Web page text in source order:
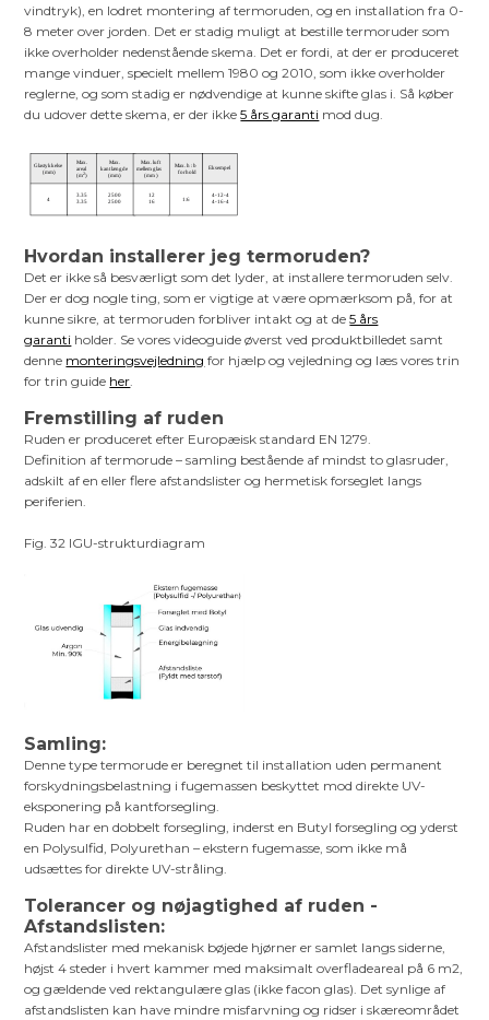
vindtryk), en lodret montering af termoruden, og en installation fra 0-
8 meter over jorden. Det er stadig muligt at bestille termoruder som
ikke overholder nedenstående skema. Det er fordi, at der er produceret
mange vinduer, specielt mellem 1980 og 2010, som ikke overholder
reglerne, og som stadig er nødvendige at kunne skifte glas i. Så køber
du udover dette skema, er der ikke5 års garanti mod dug.
Hvordan installerer jeg termoruden?
Det er ikke så besværligt som det lyder, at installere termoruden selv.
Der er dog nogle ting, som er vigtige at være opmærksom på, for at
kunne sikre, at termoruden forbliver intakt og at de5 års
garanti holder. Se vores videoguide øverst ved produktbilledet samt
denne monteringsvejledning for hjælp og vejledning og læs vores trin
for trin guide her
Fremstilling af ruden
Ruden er produceret efter Europæisk standard EN 1279.
Definition af termorude – samling bestående af mindst to glasruder,
adskilt af en eller flere afstandslister og hermetisk forseglet langs
periferien.
Fig. 32 IGU-strukturdiagram
Samling:
Denne type termorude er beregnet til installation uden permanent
forskydningsbelastning i fugemassen beskyttet mod direkte UV-
eksponering på kantforsegling.
Ruden har en dobbelt forsegling, inderst en Butyl forsegling og yderst
en Polysulfid, Polyurethan – ekstern fugemasse, som ikke må
udsættes for direkte UV-stråling.
Tolerancer og nøjagtighed af ruden -
Afstandslisten:
Afstandslister med mekanisk bøjede hjørner er samlet langs siderne,
højst 4 steder i hvert kammer med maksimalt overfladeareal på 6 m2,
og gældende ved rektangulære glas (ikke facon glas). Det synlige af
afstandslisten kan have mindre misfarvning og ridser i skæreområdet